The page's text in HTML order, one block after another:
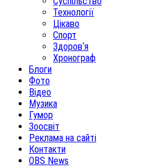
Технології
Цікаво
Спорт
Здоров‘я
Хронограф
Блоги
Фото
Відео
Музика
Гумор
Зоосвіт
Реклама на сайті
Контакти
OBS News